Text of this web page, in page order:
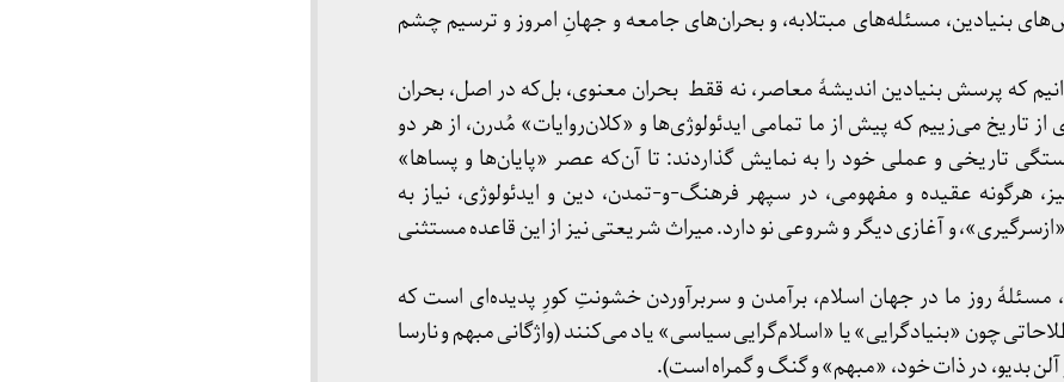
بنیادین، مسئله‌های مبتلابه، و بحران‌های جامعه و جهانِ امروز و ترسیم چشم
که پرسش بنیادین اندیشهٔ معاصر، نه ققط بحران معنوی، بل‌که در اصل، بحران
تاریخ می‌زییم که پیش از ما تمامی ایدئولوژی‌ها و «کلان‌روایات» مُدرن، از هر دو
تاریخی و عملی خود را به نمایش گذاردند: تا آن‌که عصر «پایان‌ها و پساها»
هرگونه عقیده و مفهومی، در سپهر فرهنگ-و-تمدن، دین و ایدئولوژی، نیاز به
«ازسرگیری»، و آغازی دیگر و شروعی نو دارد. میراث شریعتی نیز از این قاعده مستثنی
روز ما در جهان اسلام، برآمدن و سربرآوردن خشونتِ کورِ پدیده‌ای است که
چون «بنیادگرایی» یا «اسلام‌گرایی سیاسی» یاد می‌کنند (واژگانی مبهم و نارسا
آلن بدیو، در ذات خود، «مبهم» و گنگ و گمراه است).